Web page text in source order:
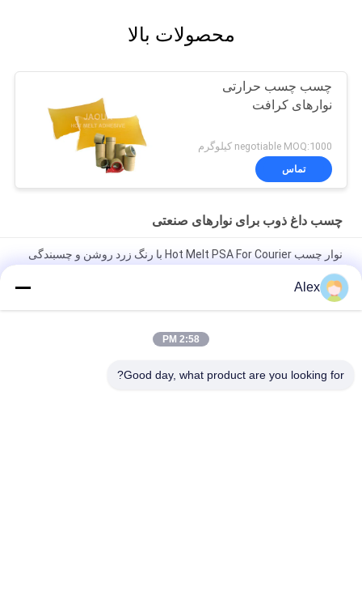
محصولات بالا
چسب چسب حرارتی
نوارهای کرافت
negotiable MOQ:1000 کیلوگرم
تماس
چسب داغ ذوب برای نوارهای صنعتی
نوار چسب Hot Melt PSA For Courier با رنگ زرد روشن و چسبندگی
خوب
چسب ذوب داغ حساس به فشار زرد روشن برای کاربردهای نوارهای
صنعتی
100٪ چسب چسب ذوب داغ برای نوار فوم نوار کاغذی نوار کاغذی دو
Alex
2:58 PM
Good day, what product are you looking for?